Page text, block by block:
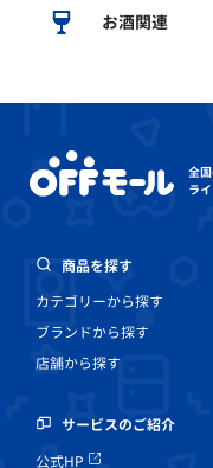
お酒関連
全
ラ
商品を探す
カテゴリーから探す
ブランドから探す
店舗から探す
サービスのご紹介
公式HP